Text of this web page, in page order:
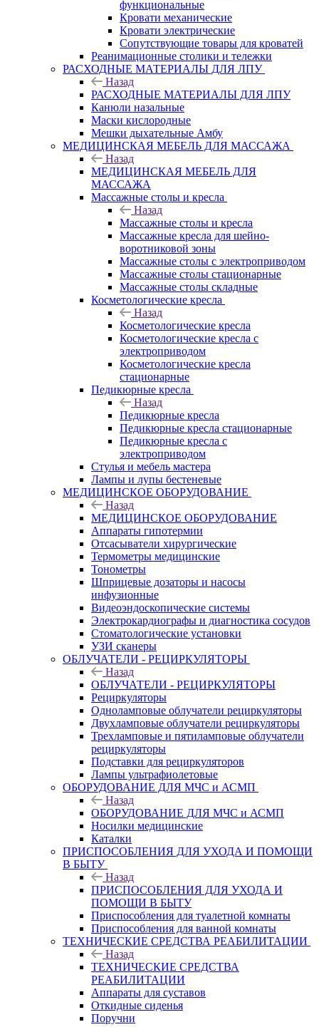
функциональные
Кровати механические
Кровати электрические
Сопутствующие товары для кроватей
Реанимационные столики и тележки
РАСХОДНЫЕ МАТЕРИАЛЫ ДЛЯ ЛПУ
Назад
РАСХОДНЫЕ МАТЕРИАЛЫ ДЛЯ ЛПУ
Канюли назальные
Маски кислородные
Мешки дыхательные Амбу
МЕДИЦИНСКАЯ МЕБЕЛЬ ДЛЯ МАССАЖА
Назад
МЕДИЦИНСКАЯ МЕБЕЛЬ ДЛЯ
МАССАЖА
Массажные столы и кресла
Назад
Массажные столы и кресла
Массажные кресла для шейно-
воротниковой зоны
Массажные столы с электроприводом
Массажные столы стационарные
Массажные столы складные
Косметологические кресла
Назад
Косметологические кресла
Косметологические кресла с
электроприводом
Косметологические кресла
стационарные
Педикюрные кресла
Назад
Педикюрные кресла
Педикюрные кресла стационарные
Педикюрные кресла с
электроприводом
Стулья и мебель мастера
Лампы и лупы бестеневые
МЕДИЦИНСКОЕ ОБОРУДОВАНИЕ
Назад
МЕДИЦИНСКОЕ ОБОРУДОВАНИЕ
Аппараты гипотермии
Отсасыватели хирургические
Термометры медицинские
Тонометры
Шприцевые дозаторы и насосы
инфузионные
Видеоэндоскопические системы
Электрокардиографы и диагностика сосудов
Стоматологические установки
УЗИ сканеры
ОБЛУЧАТЕЛИ - РЕЦИРКУЛЯТОРЫ
Назад
ОБЛУЧАТЕЛИ - РЕЦИРКУЛЯТОРЫ
Рециркуляторы
Одноламповые облучатели рециркуляторы
Двухламповые облучатели рециркуляторы
Трехламповые и пятиламповые облучатели
рециркуляторы
Подставки для рециркуляторов
Лампы ультрафиолетовые
ОБОРУДОВАНИЕ ДЛЯ МЧС и АСМП
Назад
ОБОРУДОВАНИЕ ДЛЯ МЧС и АСМП
Носилки медицинские
Каталки
ПРИСПОСОБЛЕНИЯ ДЛЯ УХОДА И ПОМОЩИ
В БЫТУ
Назад
ПРИСПОСОБЛЕНИЯ ДЛЯ УХОДА И
ПОМОЩИ В БЫТУ
Приспособления для туалетной комнаты
Приспособления для ванной комнаты
ТЕХНИЧЕСКИЕ СРЕДСТВА РЕАБИЛИТАЦИИ
Назад
ТЕХНИЧЕСКИЕ СРЕДСТВА
РЕАБИЛИТАЦИИ
Аппараты для суставов
Откидные сиденья
Поручни